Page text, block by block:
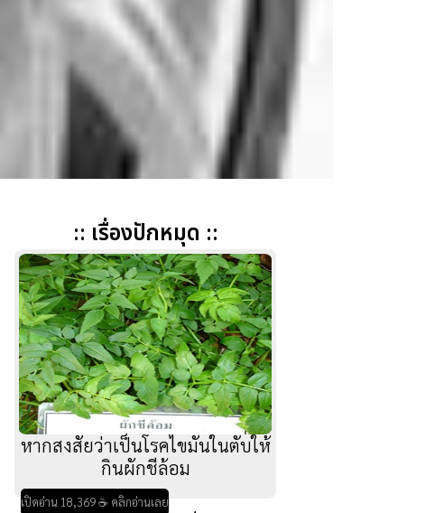
:: เรื่องปักหมุด ::
หากสงสัยว่าเป็นโรคไขมันในตับให้
กินผักชีล้อม
เปิดอ่าน 18,369 ☕ คลิกอ่านเลย